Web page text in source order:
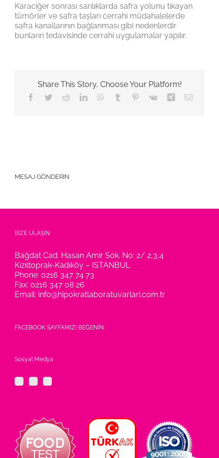
Karaciğer sonrası sarılıklarda safra yolunu tıkayan
tümörler ve safra taşları cerrahi müdahalelerde
safra kanallarının bağlanması gibi nedenlerdir
bunların tedavisinde cerrahi uygulamalar yapılır.
Share This Story, Choose Your Platform!
Facebook
TwitterRedditLinkedInWhatsApp
Tumblr Pinterest
Vk Xing E-
MESAJ GÖNDERİN
BİZE ULAŞIN
Bağdat Cad. Hasan Amir Sok. No: 2/ 2,3,4
Kızıltoprak-Kadıköy – ISTANBUL
Phone: 0216 347 74 73
Fax: 0216 347 08 26
Email: info@hipokratlaboratuvarlari.com.tr
FACEBOOK SAYFAMIZI BEĞENİN:
Sosyal Medya